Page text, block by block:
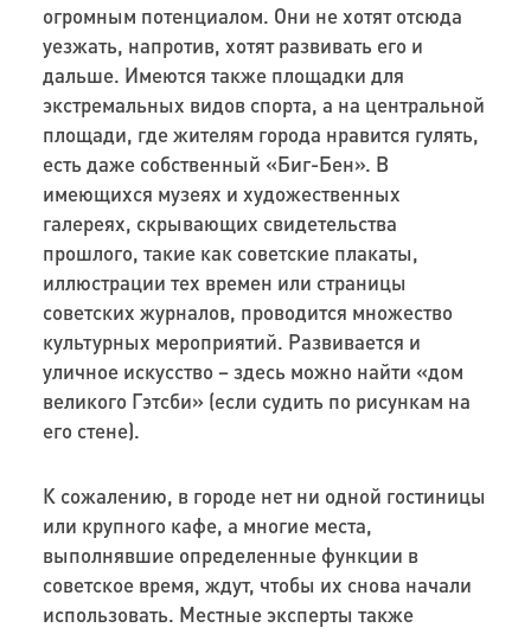
огромным потенциалом. Они не хотят отсюда
уезжать, напротив, хотят развивать его и
дальше. Имеются также площадки для
экстремальных видов спорта, а на центральной
площади, где жителям города нравится гулять,
есть даже собственный «Биг-Бен». В
имеющихся музеях и художественных
галереях, скрывающих свидетельства
прошлого, такие как советские плакаты,
иллюстрации тех времен или страницы
советских журналов, проводится множество
культурных мероприятий. Развивается и
уличное искусство – здесь можно найти «дом
великого Гэтсби» (если судить по рисункам на
его стене).
К сожалению, в городе нет ни одной гостиницы
или крупного кафе, а многие места,
выполнявшие определенные функции в
советское время, ждут, чтобы их снова начали
использовать. Местные эксперты также